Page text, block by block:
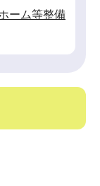
ーム等整備